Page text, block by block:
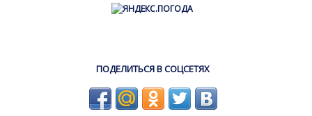
ПОДЕЛИТЬСЯ В СОЦСЕТЯХ